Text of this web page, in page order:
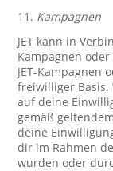
11. Kampagnen
JET kann in
Kampagnen
JET-Kampagnen
freiwilliger
auf deine
gemäß
deine
dir im Rahmen
wurden oder